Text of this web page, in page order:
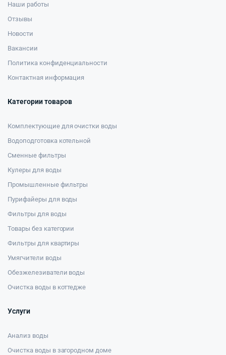
Наши работы
Отзывы
Новости
Вакансии
Политика конфиденциальности
Контактная информация
Категории товаров
Комплектующие для очистки воды
Водоподготовка котельной
Сменные фильтры
Кулеры для воды
Промышленные фильтры
Пурифайеры для воды
Фильтры для воды
Товары без категории
Фильтры для квартиры
Умягчители воды
Обезжелезиватели воды
Очистка воды в коттедже
Услуги
Анализ воды
Очистка воды в загородном доме